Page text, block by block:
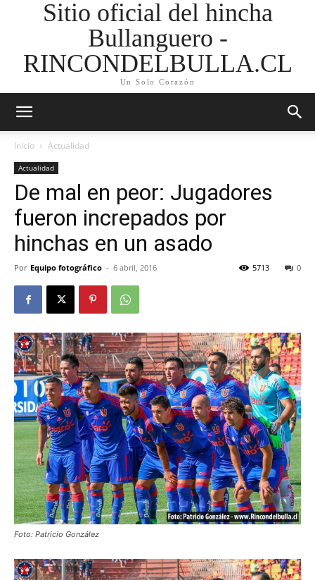
Sitio oficial del hincha
Bullanguero -
RINCONDELBULLA.CL
Un Solo Corazón
Inicio Actualidad
Actualidad
De mal en peor: Jugadores
fueron increpados por
hinchas en un asado
Por Equipo fotográfico - 6 abril, 2016 0
5713
Foto: Patricio González